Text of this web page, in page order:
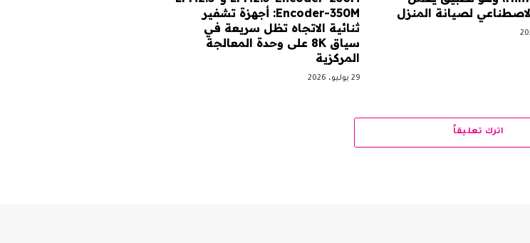
لصيانة المنزل
Encoder-350M: أجهزة تشفير
ثنائية الاتجاه تظل سريعة في
سياق 8K على وحدة المعالجة
المركزية
29 يوليو، 2026
اترك تعليقاً